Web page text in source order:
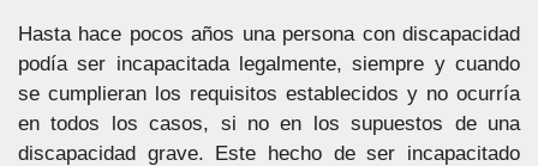
Hasta hace pocos años una persona con discapacidad
podía ser incapacitada legalmente, siempre y cuando
se cumplieran los requisitos establecidos y no ocurría
en todos los casos, si no en los supuestos de una
discapacidad grave. Este hecho de ser incapacitado